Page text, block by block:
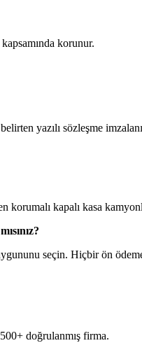
korunur.
yazılı sözleşme
korumalı kapalı kasa
seçin. Hiçbir ön
doğrulanmış firma.